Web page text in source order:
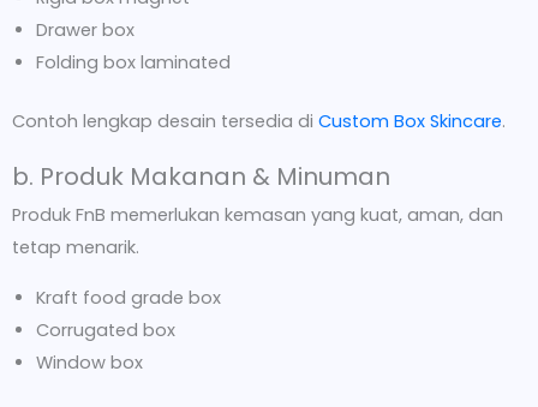
Drawer box
Folding box laminated
Contoh lengkap desain tersedia di Custom Box Skincare.
b. Produk Makanan & Minuman
Produk FnB memerlukan kemasan yang kuat, aman, dan
tetap menarik.
Kraft food grade box
Corrugated box
Window box